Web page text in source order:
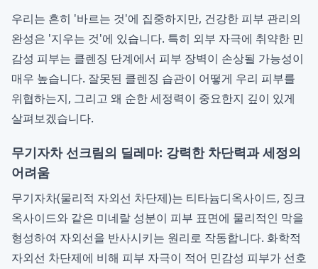
우리는 흔히 '바르는 것'에 집중하지만, 건강한 피부 관리의
완성은 '지우는 것'에 있습니다. 특히 외부 자극에 취약한 민
감성 피부는 클렌징 단계에서 피부 장벽이 손상될 가능성이
매우 높습니다. 잘못된 클렌징 습관이 어떻게 우리 피부를
위협하는지, 그리고 왜 순한 세정력이 중요한지 깊이 있게
살펴보겠습니다.
무기자차 선크림의 딜레마: 강력한 차단력과 세정의
어려움
무기자차(물리적 자외선 차단제)는 티타늄디옥사이드, 징크
옥사이드와 같은 미네랄 성분이 피부 표면에 물리적인 막을
형성하여 자외선을 반사시키는 원리로 작동합니다. 화학적
자외선 차단제에 비해 피부 자극이 적어 민감성 피부가 선호